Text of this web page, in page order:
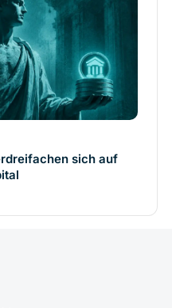
sich auf